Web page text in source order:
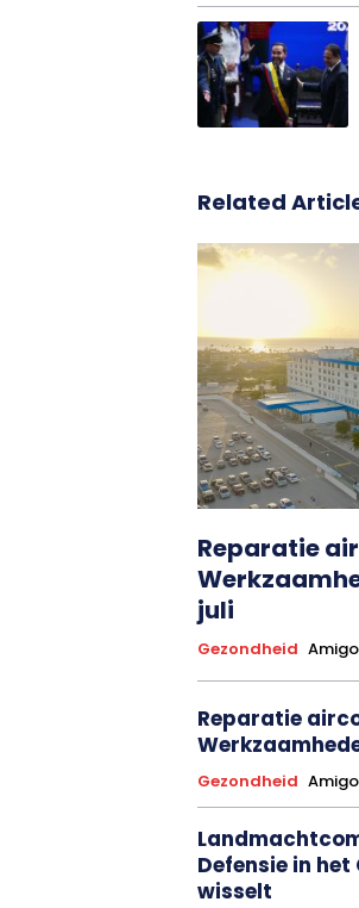
Related
Reparatie
juli
Gezondheid
Reparatie
Gezondheid
Defensie in
wisselt